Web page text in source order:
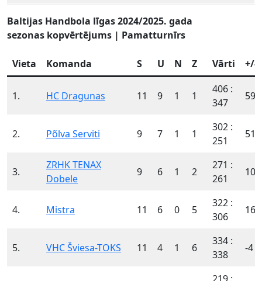
Baltijas Handbola līgas 2024/2025. gada
sezonas kopvērtējums | Pamatturnīrs
Vieta Komanda S U N Z Vārti +/-
1. HC Dragunas 11 9 1 1
406 :
347
59
2. Põlva Serviti 9 7 1 1
302 :
251
51
3.
ZRHK TENAX
Dobele
9 6 1 2
271 :
261
10
4. Mistra 11 6 0 5
322 :
306
16
5. VHC Šviesa-TOKS 11 4 1 6
334 :
338
-4
219 :